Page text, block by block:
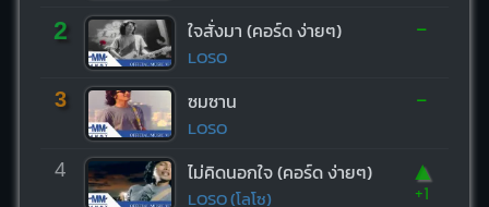
2 ใจสั่งมา (คอร์ด ง่ายๆ)
LOSO
-
3 ซมซาน
LOSO
-
4 ไม่คิดนอกใจ (คอร์ด ง่ายๆ)
LOSO (โลโซ)
▲
+1